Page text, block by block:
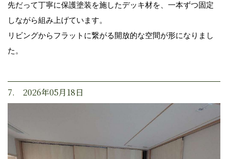
先だって丁寧に保護塗装を施したデッキ材を、一本ずつ固定
しながら組み上げています。
リビングからフラットに繋がる開放的な空間が形になりまし
た。
7. 2026年05月18日